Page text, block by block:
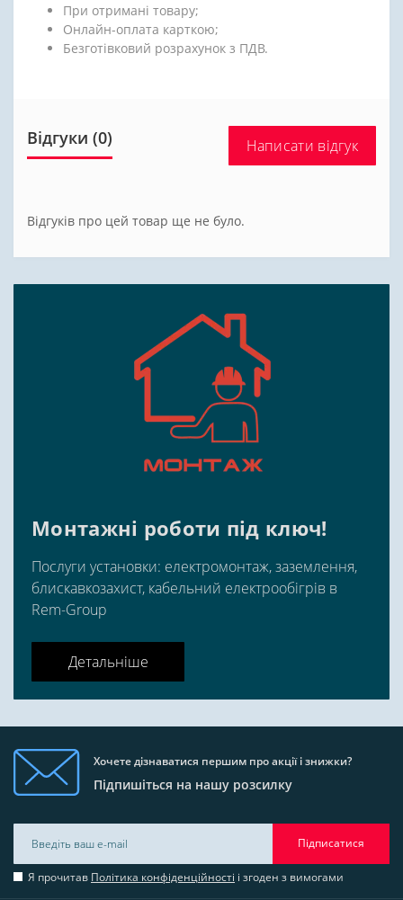
При отримані товару;
Онлайн-оплата карткою;
Безготівковий розрахунок з ПДВ.
Відгуки (0) Написати відгук
Відгуків про цей товар ще не було.
Монтажні роботи під ключ!
Послуги установки: електромонтаж, заземлення,
блискавкозахист, кабельний електрообігрів в
Rem-Group
Детальніше
Хочете дізнаватися першим про акції і знижки?
Підпишіться на нашу розсилку
Підписатися
Я прочитав Політика конфіденційності і згоден з вимогами